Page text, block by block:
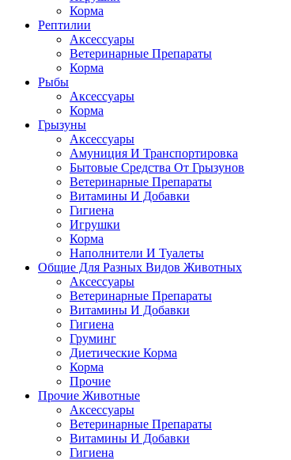
Корма
Рептилии
Аксессуары
Ветеринарные Препараты
Корма
Рыбы
Аксессуары
Корма
Грызуны
Аксессуары
Амуниция И Транспортировка
Бытовые Средства От Грызунов
Ветеринарные Препараты
Витамины И Добавки
Гигиена
Игрушки
Корма
Наполнители И Туалеты
Общие Для Разных Видов Животных
Аксессуары
Ветеринарные Препараты
Витамины И Добавки
Гигиена
Груминг
Диетические Корма
Корма
Прочие
Прочие Животные
Аксессуары
Ветеринарные Препараты
Витамины И Добавки
Гигиена